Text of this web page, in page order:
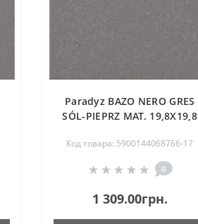
Paradyz BAZO NERO GRES
SÓL-PIEPRZ MAT. 19,8X19,8
Код товара: 5900144068766-17
0
1 309.00грн.